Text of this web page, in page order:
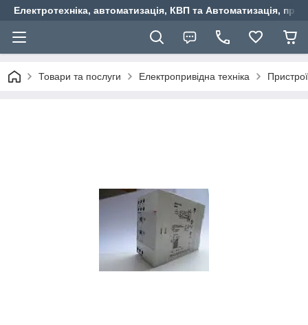
Електротехніка, автоматизація, КВП та Автоматизація,
Товари та послуги Електропривідна техніка